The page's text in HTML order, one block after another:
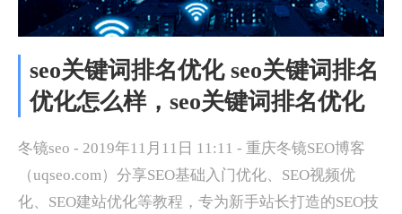
seo关键词排名优化 seo关键词排名
优化怎么样，seo关键词排名优化
冬镜seo - 2019年11月11日 11:11 - 重庆冬镜SEO博客
（uqseo.com）分享SEO基础入门优化、SEO视频优
化、SEO建站优化等教程，专为新手站长打造的SEO技